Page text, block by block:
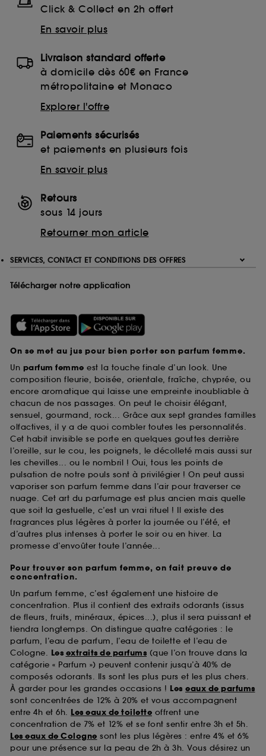
Click & Collect en 2h offert
En savoir plus
Livraison standard offerte
à domicile dès 60€ en France
métropolitaine et Monaco
Explorer l'offre
Paiements sécurisés
et paiements en plusieurs fois
En savoir plus
Retours
sous 14 jours
Retourner mon article
SERVICES, CONTACT ET CONDITIONS DES OFFRES
Télécharger notre application
On se met au jus pour bien porter son parfum femme.
Un parfum femme est la touche finale d’un look. Une
composition fleurie, boisée, orientale, fraîche, chyprée, ou
encore aromatique qui laisse une empreinte inoubliable à
chacun de nos passages. On peut le choisir élégant,
sensuel, gourmand, rock... Grâce aux sept grandes familles
olfactives, il y a de quoi combler toutes les personnalités.
Cet habit invisible se porte en quelques gouttes derrière
l’oreille, sur le cou, les poignets, le décolleté mais aussi sur
les chevilles... ou le nombril ! Oui, tous les points de
pulsation de notre pouls sont à privilégier ! On peut aussi
vaporiser son parfum femme dans l’air pour traverser ce
nuage. Cet art du parfumage est plus ancien mais quelle
que soit la gestuelle, c’est un vrai rituel ! Il existe des
fragrances plus légères à porter la journée ou l’été, et
d’autres plus intenses à porter le soir ou en hiver. La
promesse d’envoûter toute l’année...
Pour trouver son parfum femme, on fait preuve de
concentration.
Un parfum femme, c’est également une histoire de
concentration. Plus il contient des extraits odorants (issus
de fleurs, fruits, minéraux, épices...), plus il sera puissant et
tiendra longtemps. On distingue quatre catégories : le
parfum, l’eau de parfum, l’eau de toilette et l’eau de
Cologne. Les extraits de parfums (que l’on trouve dans la
catégorie « Parfum ») peuvent contenir jusqu’à 40% de
composés odorants. Ils sont les plus purs et les plus chers.
À garder pour les grandes occasions ! Les eaux de parfums
sont concentrées de 12% à 20% et vous accompagnent
entre 4h et 6h. Les eaux de toilette offrent une
concentration de 7% et 12% et se font sentir entre 3h et 5h.
Les eaux de Cologne sont les plus légères : entre 4% et 6%
pour une présence sur la peau de 2h à 3h. Vous désirez un